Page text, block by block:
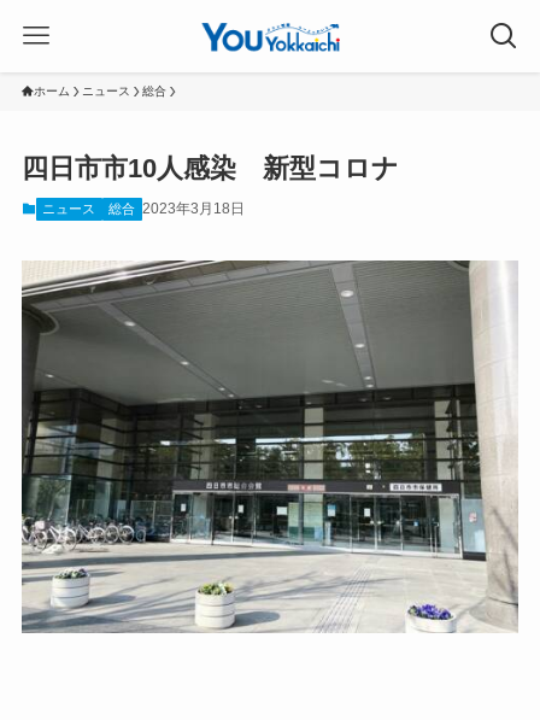
ホーム ニュース 総合
四日市市10人感染 新型コロナ
ニュース 総合 2023年3月18日